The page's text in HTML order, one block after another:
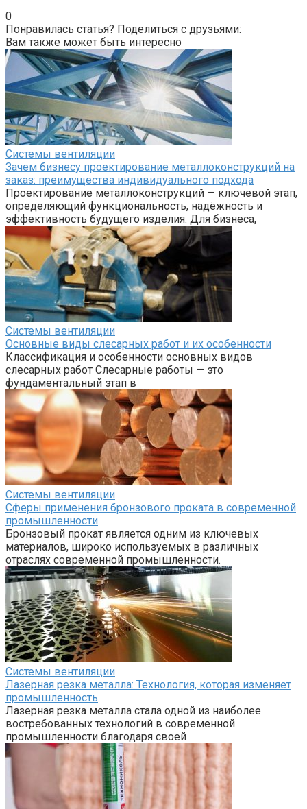
0
Понравилась статья? Поделиться с друзьями:
Вам также может быть интересно
Системы вентиляции
Зачем бизнесу проектирование металлоконструкций на
заказ: преимущества индивидуального подхода
Проектирование металлоконструкций — ключевой этап,
определяющий функциональность, надёжность и
эффективность будущего изделия. Для бизнеса,
Системы вентиляции
Основные виды слесарных работ и их особенности
Классификация и особенности основных видов
слесарных работ Слесарные работы — это
фундаментальный этап в
Системы вентиляции
Сферы применения бронзового проката в современной
промышленности
Бронзовый прокат является одним из ключевых
материалов, широко используемых в различных
отраслях современной промышленности.
Системы вентиляции
Лазерная резка металла: Технология, которая изменяет
промышленность
Лазерная резка металла стала одной из наиболее
востребованных технологий в современной
промышленности благодаря своей